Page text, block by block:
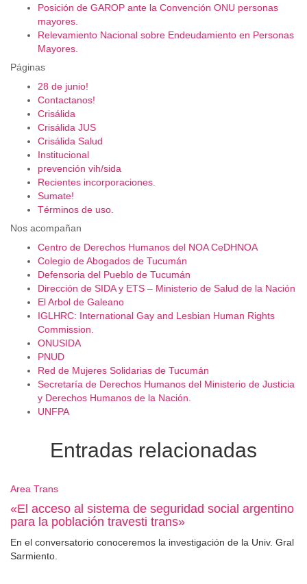
Posición de GAROP ante la Convención ONU personas
mayores.
Relevamiento Nacional sobre Endeudamiento en Personas
Mayores.
Páginas
28 de junio!
Contactanos!
Crisálida
Crisálida JUS
Crisálida Salud
Institucional
prevención vih/sida
Recientes incorporaciones.
Sumate!
Términos de uso.
Nos acompañan
Centro de Derechos Humanos del NOA CeDHNOA
Colegio de Abogados de Tucumán
Defensoria del Pueblo de Tucumán
Dirección de SIDA y ETS – Ministerio de Salud de la Nación
El Arbol de Galeano
IGLHRC: International Gay and Lesbian Human Rights
Commission.
ONUSIDA
PNUD
Red de Mujeres Solidarias de Tucumán
Secretaría de Derechos Humanos del Ministerio de Justicia
y Derechos Humanos de la Nación.
UNFPA
Entradas relacionadas
Area Trans
«El acceso al sistema de seguridad social argentino
para la población travesti trans»
En el conversatorio conoceremos la investigación de la Univ. Gral
Sarmiento.